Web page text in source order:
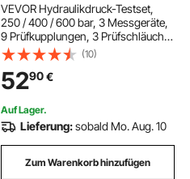
VEVOR Hydraulikdruck-Testset,
250 / 400 / 600 bar, 3 Messgeräte,
9 Prüfkupplungen, 3 Prüfschläuche,
Bagger-Hydraulik-Testmessgeräte-
Set mit Tragbarer Tragetasche für
Bagger, Traktoren, Baumaschinen
(10)
5290€
Auf Lager.
Lieferung:sobald Mo. Aug. 10
Zum Warenkorb hinzufügen